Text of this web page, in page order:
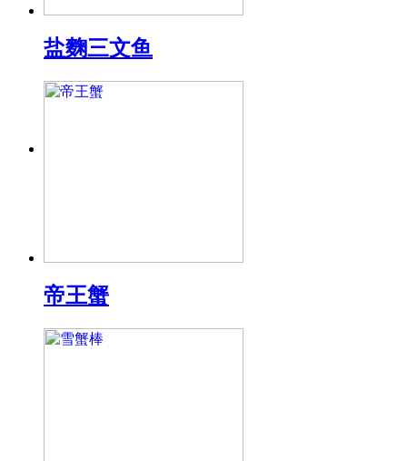
盐麴三文鱼
帝王蟹